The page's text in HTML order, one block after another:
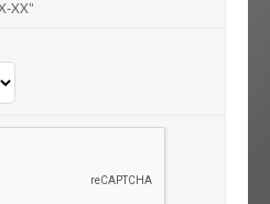
XX"